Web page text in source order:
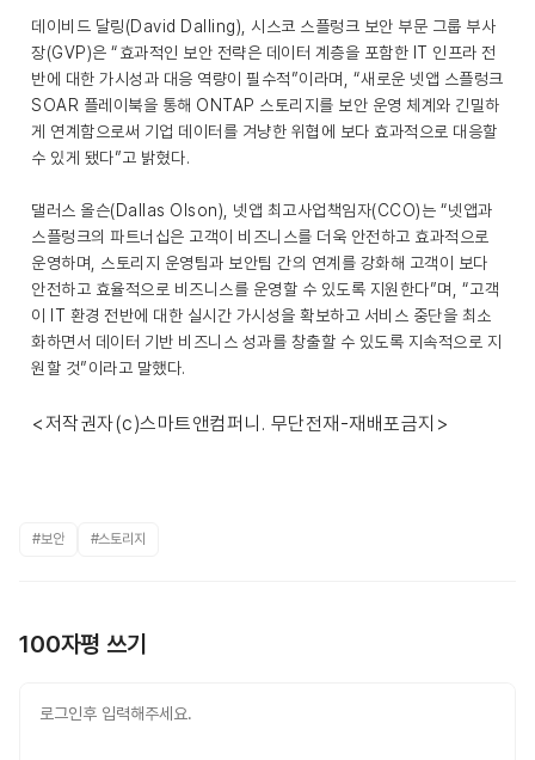
데이비드 달링(David Dalling), 시스코 스플렁크 보안 부문 그룹 부사
장(GVP)은 “효과적인 보안 전략은 데이터 계층을 포함한 IT 인프라 전
반에 대한 가시성과 대응 역량이 필수적”이라며, “새로운 넷앱 스플렁크
SOAR 플레이북을 통해 ONTAP 스토리지를 보안 운영 체계와 긴밀하
게 연계함으로써 기업 데이터를 겨냥한 위협에 보다 효과적으로 대응할
수 있게 됐다”고 밝혔다.
댈러스 올슨(Dallas Olson), 넷앱 최고사업책임자(CCO)는 “넷앱과
스플렁크의 파트너십은 고객이 비즈니스를 더욱 안전하고 효과적으로
운영하며, 스토리지 운영팀과 보안팀 간의 연계를 강화해 고객이 보다
안전하고 효율적으로 비즈니스를 운영할 수 있도록 지원한다”며, “고객
이 IT 환경 전반에 대한 실시간 가시성을 확보하고 서비스 중단을 최소
화하면서 데이터 기반 비즈니스 성과를 창출할 수 있도록 지속적으로 지
원할 것”이라고 말했다.
<저작권자(c)스마트앤컴퍼니. 무단전재-재배포금지>
#보안 #스토리지
100자평 쓰기